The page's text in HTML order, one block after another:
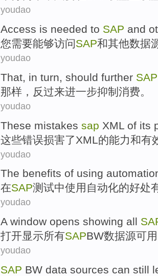
youdao
Access is needed to SAP and
您需要能够访问SAP和其他数据
youdao
That, in turn, should further SAP
那样 ，反过来进一步抑制 消费。
youdao
These mistakes sap XML of its
这些错误损害了XML 的能力和有
youdao
The benefits of using
在SAP测试中使用 自动化的好处
youdao
A window opens showing all
打开显示所有SAPBW数据源可用
youdao
SAP BW data sources can still